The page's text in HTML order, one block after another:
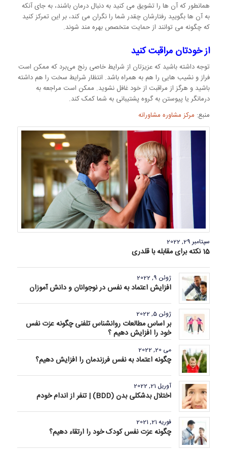
همانطور که آن ها را تشویق می کنید به دنبال درمان باشند، به جای آنکه
به آن ها بگویید رفتارشان چقدر شما را نگران می کند، بر این تمرکز کنید
که چگونه می توانند از حمایت متخصص بهره مند شوند.
از خودتان مراقبت کنید
توجه داشته باشید که عزیزتان از شرایط خاصی رنج می‌برد که ممکن است
فراز و نشیب هایی را هم به همراه باشد. انتظار شرایط سخت را هم داشته
باشید و هرگز از مراقبت از خود غافل نشوید. ممکن است مراجعه به
درمانگر یا پیوستن به گروه پشتیبانی به شما کمک کند.
منبع: مرکز مشاوره مشاورانه
سپتامبر 29, 2022
15 نکته برای مقابله با قلدری
ژوئن 9, 2022
افزایش اعتماد به نفس در نوجوانان و دانش آموزان
ژوئن 5, 2022
بر اساس مطالعات روانشناس تلفنی چگونه عزت نفس
خود را افزایش دهیم ؟
می 20, 2022
چگونه اعتماد به نفس فرزندمان را افزایش دهیم؟
آوریل 21, 2022
اختلال بدشکلی بدن (BDD) | تنفر از اندام خودم
فوریه 21, 2021
چگونه عزت نفس کودک خود را ارتقاء دهیم؟